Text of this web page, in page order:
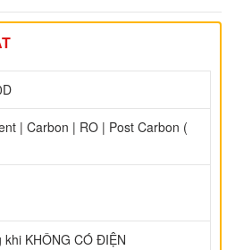
| Carbon | RO | Post Carbon (
khi KHÔNG CÓ ĐIỆN